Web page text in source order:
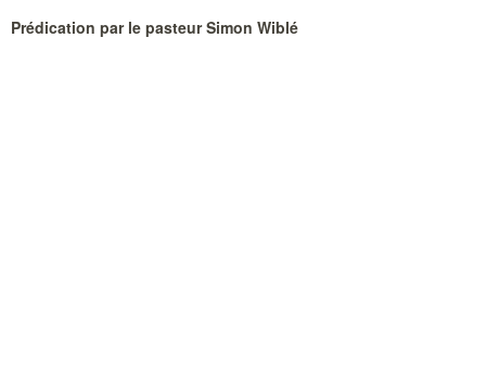
Prédication par le pasteur Simon Wiblé